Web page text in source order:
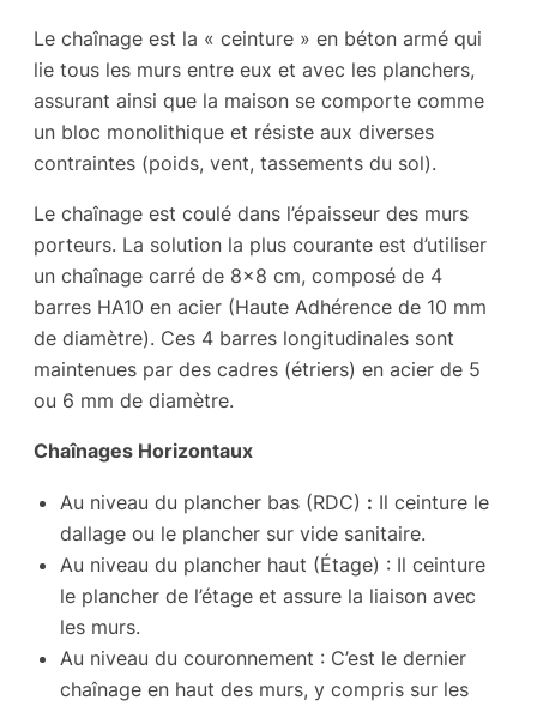
Le chaînage est la « ceinture » en béton armé qui
lie tous les murs entre eux et avec les planchers,
assurant ainsi que la maison se comporte comme
un bloc monolithique et résiste aux diverses
contraintes (poids, vent, tassements du sol).
Le chaînage est coulé dans l’épaisseur des murs
porteurs. La solution la plus courante est d’utiliser
un chaînage carré de 8×8 cm, composé de 4
barres HA10 en acier (Haute Adhérence de 10 mm
de diamètre). Ces 4 barres longitudinales sont
maintenues par des cadres (étriers) en acier de 5
ou 6 mm de diamètre.
Chaînages Horizontaux
Au niveau du plancher bas (RDC) : Il ceinture le
dallage ou le plancher sur vide sanitaire.
Au niveau du plancher haut (Étage) : Il ceinture
le plancher de l’étage et assure la liaison avec
les murs.
Au niveau du couronnement : C’est le dernier
chaînage en haut des murs, y compris sur les